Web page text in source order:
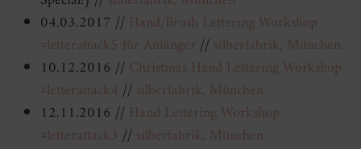
04.03.2017 // Hand/Brush Lettering Workshop
#letterattack5 für Anfänger// silberfabrik, München
10.12.2016 // Christmas Hand Lettering Workshop
#letterattack4 // silberfabrik, München
12.11.2016 // Hand Lettering Workshop
#letterattack3 // silberfabrik, München